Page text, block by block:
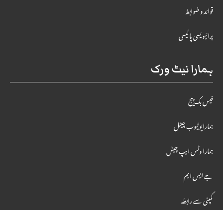
قوائد و ضوابط
پرائیویسی پالیسی
ہمارا نیٹ ورک
فیس بک پیج
ہمارایوٹیوب چینل
ہمارا وٹس ایپ چینل
جے ایس ایم
کمپنی سے رابطہ